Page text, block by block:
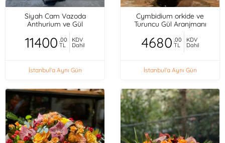
Siyah Cam Vazoda
Anthurium ve Gül
11400 ,00
TL
KDV
Dahil
İstanbul'a Aynı Gün
Cymbidium orkide ve
Turuncu Gül Aranjmanı
4680 ,00
TL
KDV
Dahil
İstanbul'a Aynı Gün